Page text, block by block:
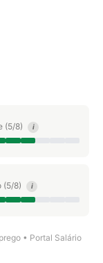
(5/8) i
(5/8) i
• Portal Salário